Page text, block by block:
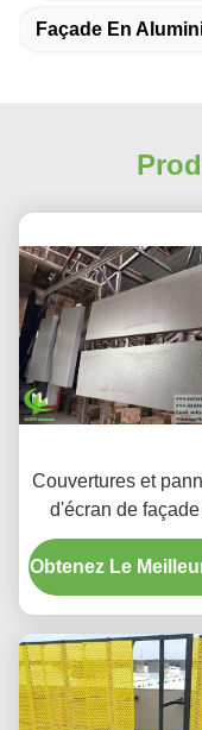
Façade En
Couvertures et
d'écran de façade
aluminium
dégradé
Obtenez Le